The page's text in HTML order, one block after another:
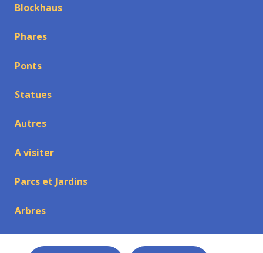
Blockhaus
Phares
Ponts
Statues
Autres
A visiter
Parcs et Jardins
Arbres